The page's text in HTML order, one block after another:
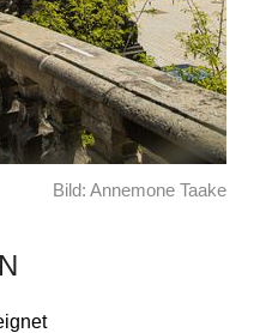
Bild: Annemone Taake